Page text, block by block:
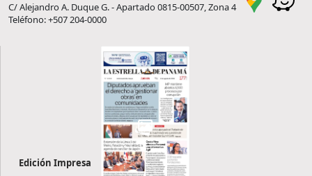
C/ Alejandro A. Duque G. - Apartado 0815-00507, Zona 4
Teléfono: +507 204-0000
Edición Impresa